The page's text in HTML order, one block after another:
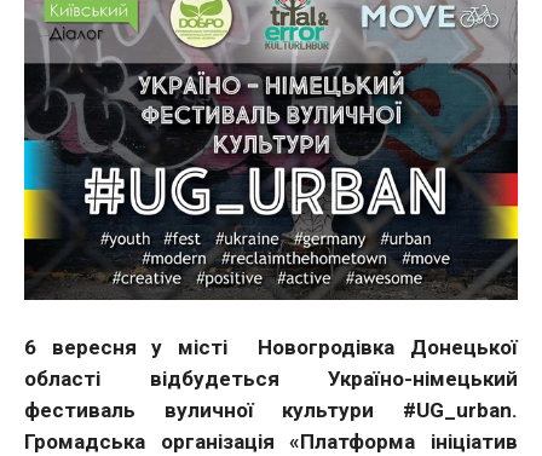
6 вересня у місті Новогродівка Донецької
області відбудеться Україно-німецький
фестиваль вуличної культури #UG_urban.
Громадська організація «Платформа ініціатив